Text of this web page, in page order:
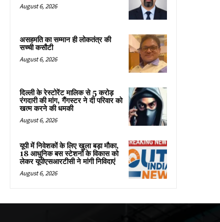
August 6, 2026
असहमति का सम्मान ही लोकतंत्र की
सच्ची कसौटी
August 6, 2026
दिल्ली के रेस्टोरेंट मालिक से 5 करोड़
रंगदारी की मांग, गैंगस्टर ने दी परिवार को
खत्म करने की धमकी
August 6, 2026
यूपी में निवेशकों के लिए खुला बड़ा मौका,
18 आधुनिक बस स्टेशनों के विकास को
लेकर यूपीएसआरटीसी ने मांगी निविदाएं
August 6, 2026